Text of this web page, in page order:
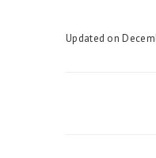
Updated on